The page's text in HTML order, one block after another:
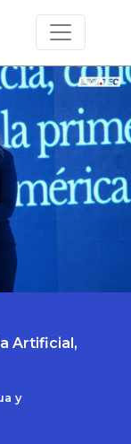
Artificial,
y